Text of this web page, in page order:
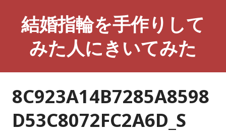
結婚指輪を手作りして
みた人にきいてみた
8C923A14B7285A8598
D53C8072FC2A6D_S